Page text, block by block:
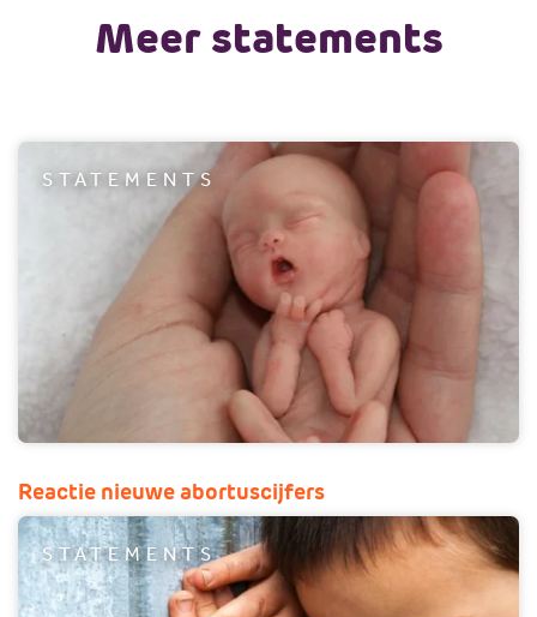
Meer statements
STATEMENTS
Reactie nieuwe abortuscijfers
STATEMENTS